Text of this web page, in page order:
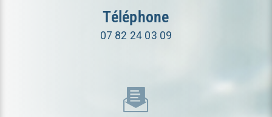
Téléphone
07 82 24 03 09